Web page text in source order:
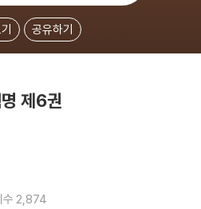
공유하기
제6권
수 2,874